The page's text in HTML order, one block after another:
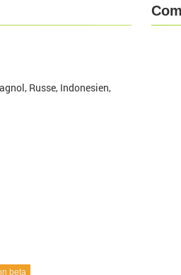
Russe, Indonesien,
beta